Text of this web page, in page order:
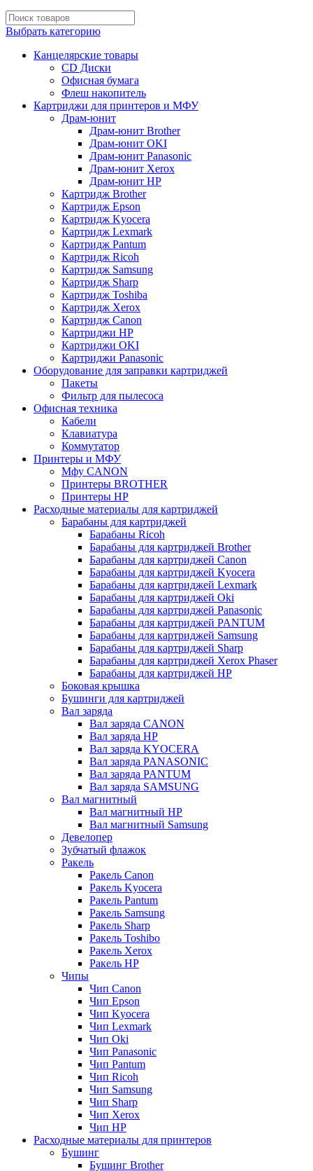
Выбрать категорию
Канцелярские товары
CD Диски
Офисная бумага
Флеш накопитель
Картриджи для принтеров и МФУ
Драм-юнит
Драм-юнит Brother
Драм-юнит OKI
Драм-юнит Panasonic
Драм-юнит Xerox
Драм-юнит НР
Картридж Brother
Картридж Epson
Картридж Kyocera
Картридж Lexmark
Картридж Pantum
Картридж Ricoh
Картридж Samsung
Картридж Sharp
Картридж Toshiba
Картридж Xerox
Картридж Сanon
Картриджи HP
Картриджи OKI
Картриджи Panasonic
Оборудование для заправки картриджей
Пакеты
Фильтр для пылесоса
Офисная техника
Кабели
Клавиатура
Коммутатор
Принтеры и МФУ
Мфу CANON
Принтеры BROTHER
Принтеры HP
Расходные материалы для картриджей
Барабаны для картриджей
Барабаны Ricoh
Барабаны для картриджей Brother
Барабаны для картриджей Canon
Барабаны для картриджей Kyocera
Барабаны для картриджей Lexmark
Барабаны для картриджей Oki
Барабаны для картриджей Panasonic
Барабаны для картриджей PANTUM
Барабаны для картриджей Samsung
Барабаны для картриджей Sharp
Барабаны для картриджей Xerox Phaser
Барабаны для картриджей НР
Боковая крышка
Бушинги для картриджей
Вал заряда
Вал заряда CANON
Вал заряда HP
Вал заряда KYOCERA
Вал заряда PANASONIC
Вал заряда PANTUM
Вал заряда SAMSUNG
Вал магнитный
Вал магнитный HP
Вал магнитный Samsung
Девелопер
Зубчатый флажок
Ракель
Ракель Canon
Ракель Kyocera
Ракель Pantum
Ракель Samsung
Ракель Sharp
Ракель Toshibo
Ракель Xerox
Ракель НР
Чипы
Чип Canon
Чип Epson
Чип Kyocera
Чип Lexmark
Чип Oki
Чип Panasonic
Чип Pantum
Чип Ricoh
Чип Samsung
Чип Sharp
Чип Xerox
Чип НР
Расходные материалы для принтеров
Бушинг
Бушинг Brother